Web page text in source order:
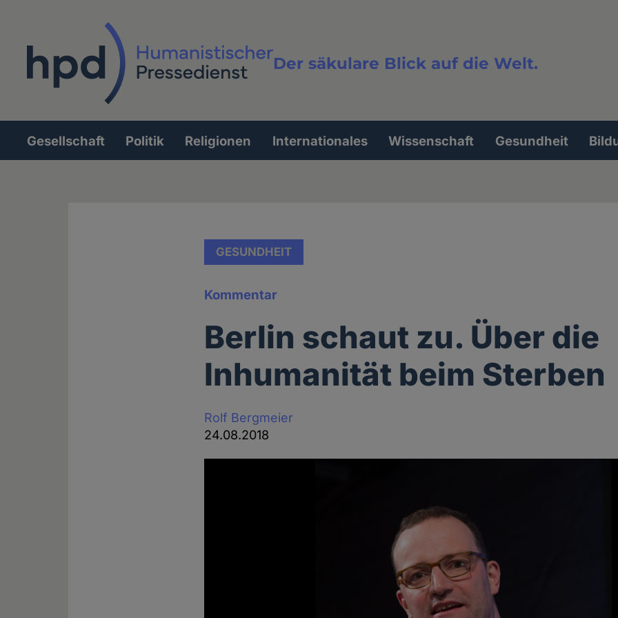
Der säkulare Blick auf die Welt.
Volltextsuche
Hauptnavigation
Gesellschaft Politik Religionen Internationales Wissenschaft Gesundheit
GESUNDHEIT
Kommentar
Berlin schaut zu. Über die
Inhumanität beim Sterben
Rolf Bergmeier
24.08.2018